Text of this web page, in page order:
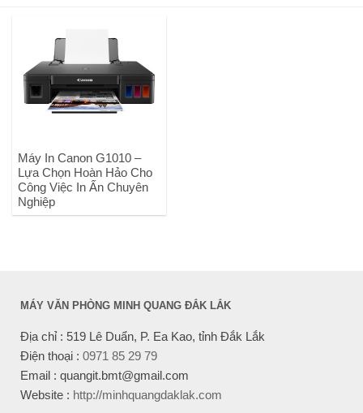
Máy In Canon G1010 –
Lựa Chọn Hoàn Hảo Cho
Công Việc In Ấn Chuyên
Nghiệp
MÁY VĂN PHÒNG MINH QUANG ĐẮK LẮK
Địa chỉ : 519 Lê Duẩn, P. Ea Kao, tỉnh Đắk Lắk
Điện thoại : 0971 85 29 79
Email : quangit.bmt@gmail.com
Website : http://minhquangdaklak.com